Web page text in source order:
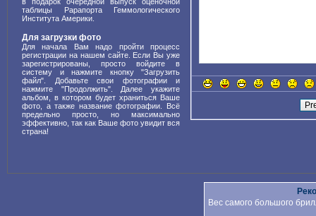
таблицы Рарапорта Геммологического
Института Америки.
Для загрузки фото
Для начала Вам надо пройти процесс
регистрации на нашем сайте. Если Вы уже
зарегистрированы, просто войдите в
систему и нажмите кнопку "Загрузить
файл". Добавьте свои фотографии и
нажмите "Продолжить". Далее укажите
альбом, в котором будет храниться Ваше
фото, а также название фотографии. Всё
предельно просто, но максимально
эффективно, так как Ваше фото увидит вся
страна!
Вес самого большого